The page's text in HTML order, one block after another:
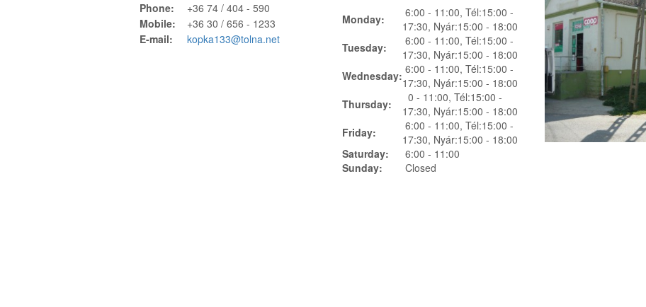
Phone:
+36 74 / 404 - 590
Mobile:
+36 30 / 656 - 1233
E-mail:
kopka133@tolna.net
Monday:
6:00 - 11:00, Tél:15:00 -
17:30, Nyár:15:00 - 18:00
Tuesday:
6:00 - 11:00, Tél:15:00 -
17:30, Nyár:15:00 - 18:00
Wednesday: 6:00 - 11:00, Tél:15:00 -
17:30, Nyár:15:00 - 18:00
Thursday:
0 - 11:00, Tél:15:00 -
17:30, Nyár:15:00 - 18:00
Friday:
6:00 - 11:00, Tél:15:00 -
17:30, Nyár:15:00 - 18:00
Saturday:
6:00 - 11:00
Sunday:
Closed